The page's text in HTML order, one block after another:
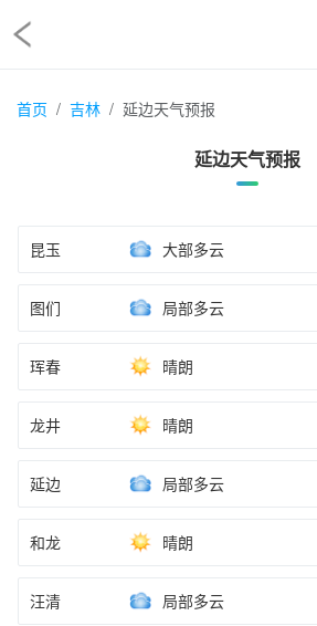
首页 吉林 延边天气预报
延边天气预报
昆玉 大部多云
图们 局部多云
珲春 晴朗
龙井 晴朗
延边 局部多云
和龙 晴朗
汪清 局部多云